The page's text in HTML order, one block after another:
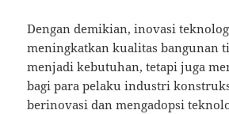
Dengan demikian, inovasi
meningkatkan kualitas bangunan
menjadi kebutuhan, tetapi juga
bagi para pelaku industri
berinovasi dan mengadopsi